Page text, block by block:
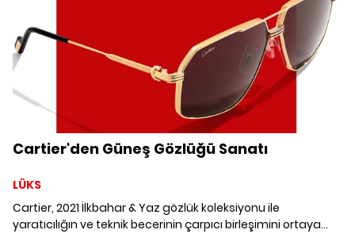
Cartier'den Güneş Gözlüğü Sanatı
LÜKS
Cartier, 2021 İlkbahar & Yaz gözlük koleksiyonu ile
yaratıcılığın ve teknik becerinin çarpıcı birleşimini ortaya